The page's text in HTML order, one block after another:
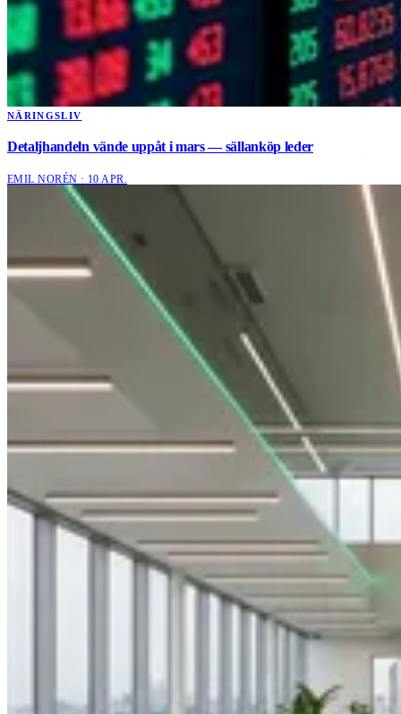
NÄRINGSLIV
Detaljhandeln vände uppåt i mars — sällanköp leder
EMIL NORÉN · 10 APR.